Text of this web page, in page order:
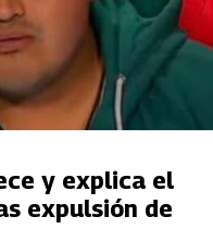
y explica el
expulsión de